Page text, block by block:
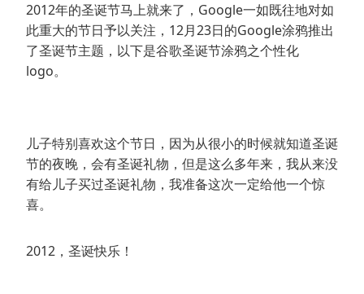
2012年的圣诞节马上就来了，Google一如既往地对如
此重大的节日予以关注，12月23日的Google涂鸦推出
了圣诞节主题，以下是谷歌圣诞节涂鸦之个性化
logo。
儿子特别喜欢这个节日，因为从很小的时候就知道圣诞
节的夜晚，会有圣诞礼物，但是这么多年来，我从来没
有给儿子买过圣诞礼物，我准备这次一定给他一个惊
喜。
2012，圣诞快乐！